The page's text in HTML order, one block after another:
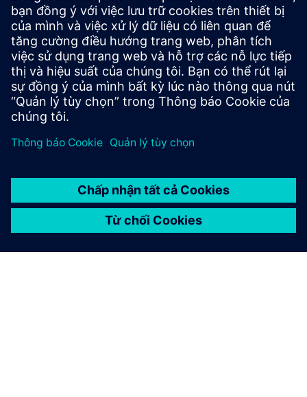
Thách thức: Phân tích lan truyền vết nứt trong các cụm
phức tạp để thiết kế và điều tra lỗi trong hoạt động.
Giải pháp: Morfeo/Crack XFEM để truyền vết nứt mỏi 3D tự
động thông qua các chức năng thiết lập mức.
Kết quả: Dự đoán đường nứt tự động, các yếu tố cường độ
ứng suất, xử lý nhiều vết nứt.